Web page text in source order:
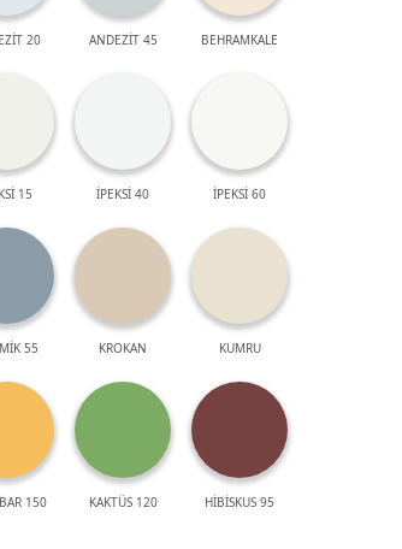
20 ANDEZİT 45 BEHRAMKALE
15 İPEKSİ 40 İPEKSİ 60
55 KROKAN KUMRU
150 KAKTÜS 120 HİBİSKUS 95